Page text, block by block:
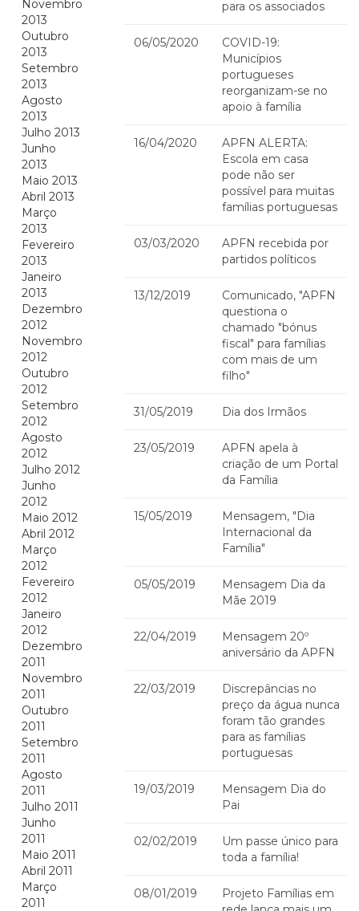
Novembro
2013
Outubro
2013
Setembro
2013
Agosto
2013
Julho 2013
Junho
2013
Maio 2013
Abril 2013
Março
2013
Fevereiro
2013
Janeiro
2013
Dezembro
2012
Novembro
2012
Outubro
2012
Setembro
2012
Agosto
2012
Julho 2012
Junho
2012
Maio 2012
Abril 2012
Março
2012
Fevereiro
2012
Janeiro
2012
Dezembro
2011
Novembro
2011
Outubro
2011
Setembro
2011
Agosto
2011
Julho 2011
Junho
2011
Maio 2011
Abril 2011
Março
2011
para os associados
06/05/2020
COVID-19:
Municípios
portugueses
reorganizam-se no
apoio à família
16/04/2020
APFN ALERTA:
Escola em casa
pode não ser
possível para muitas
famílias portuguesas
03/03/2020
APFN recebida por
partidos políticos
13/12/2019
Comunicado, "APFN
questiona o
chamado "bónus
fiscal" para famílias
com mais de um
filho"
31/05/2019 Dia dos Irmãos
23/05/2019
APFN apela à
criação de um Portal
da Família
15/05/2019
Mensagem, "Dia
Internacional da
Família"
05/05/2019
Mensagem Dia da
Mãe 2019
22/04/2019
Mensagem 20º
aniversário da APFN
22/03/2019
Discrepâncias no
preço da água nunca
foram tão grandes
para as famílias
portuguesas
19/03/2019
Mensagem Dia do
Pai
02/02/2019
Um passe único para
toda a família!
08/01/2019
Projeto Famílias em